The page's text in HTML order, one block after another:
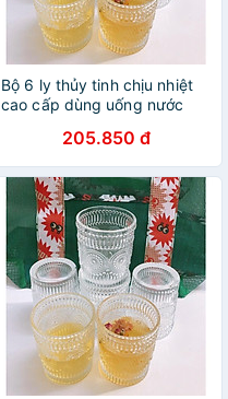
Bộ 6 ly thủy tinh chịu nhiệt
cao cấp dùng uống nước
đồng trắng không viền vàng
315ml
205.850 đ